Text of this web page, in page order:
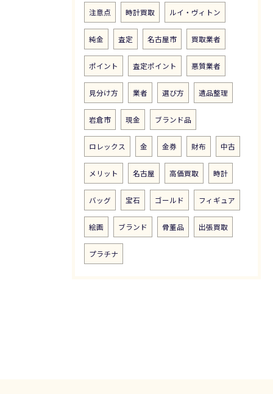
注意点 時計買取 ルイ・ヴィトン
純金 査定 名古屋市 買取業者
ポイント 査定ポイント 悪質業者
見分け方 業者 選び方 遺品整理
岩倉市 現金 ブランド品
ロレックス 金 金券 財布 中古
メリット 名古屋 高価買取 時計
バッグ 宝石 ゴールド フィギュア
絵画 ブランド 骨董品 出張買取
プラチナ